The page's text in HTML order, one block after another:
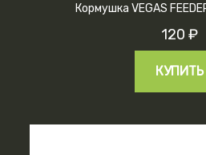
Кормушка VEGAS
120 ₽
КУПИТЬ